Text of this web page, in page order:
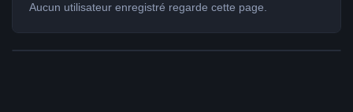
Aucun utilisateur enregistré regarde cette page.